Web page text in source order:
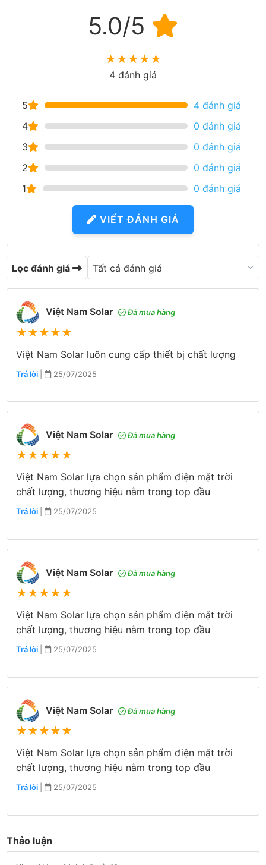
5.0/5
★★★★★
4 đánh giá
5
4 đánh giá
4
0 đánh giá
3
0 đánh giá
2
0 đánh giá
1
0 đánh giá
VIẾT ĐÁNH GIÁ
Lọc đánh giá
Việt Nam Solar Đã mua hàng
★★★★★
Việt Nam Solar luôn cung cấp thiết bị chất lượng
Trả lời | 25/07/2025
Việt Nam Solar Đã mua hàng
★★★★★
Việt Nam Solar lựa chọn sản phẩm điện mặt trời
chất lượng, thương hiệu nằm trong top đầu
Trả lời | 25/07/2025
Việt Nam Solar Đã mua hàng
★★★★★
Việt Nam Solar lựa chọn sản phẩm điện mặt trời
chất lượng, thương hiệu nằm trong top đầu
Trả lời | 25/07/2025
Việt Nam Solar Đã mua hàng
★★★★★
Việt Nam Solar lựa chọn sản phẩm điện mặt trời
chất lượng, thương hiệu nằm trong top đầu
Trả lời | 25/07/2025
Thảo luận